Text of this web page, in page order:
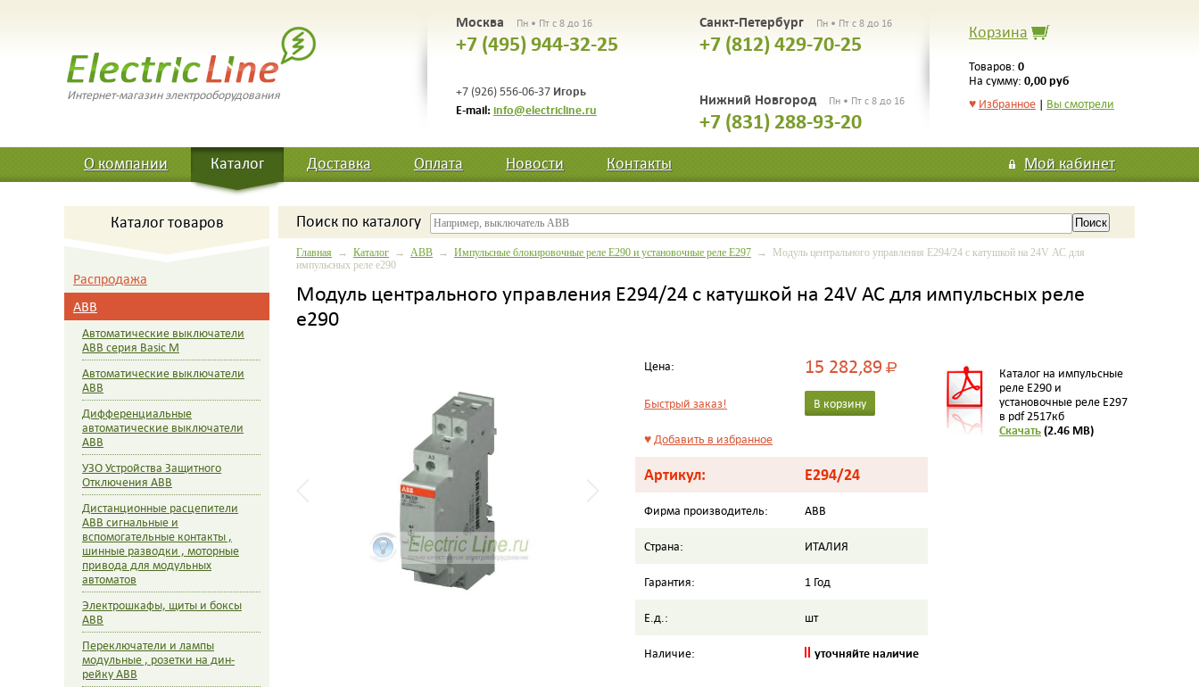
Интернет-магазин электрооборудования
Москва Пн • Пт с 8 до 16
+7 (495) 944-32-25
+7 (926) 556-06-37 Игорь
E-mail: info@electricline.ru
Санкт-Петербург Пн • Пт с 8 до 16
+7 (812) 429-70-25
Нижний Новгород Пн • Пт с 8 до 16
+7 (831) 288-93-20
Корзина
Товаров: 0
На сумму: 0,00 руб
♥ Избранное | Вы смотрели
О компании Каталог Доставка Оплата Новости Контакты Мой кабинет
Каталог товаров
Распродажа
ABB
Автоматические выключатели
ABB серия Basic M
Автоматические выключатели
ABB
Дифференциальные
автоматические выключатели
ABB
УЗО Устройства Защитного
Отключения ABB
Дистанционные расцепители
ABB сигнальные и
вспомогательные контакты ,
шинные разводки , моторные
привода для модульных
автоматов
Электрошкафы, щиты и боксы
ABB
Переключатели и лампы
модульные , розетки на дин-
рейку ABB
Поиск по каталогу
Главная → Каталог → ABB → Импульсные блокировочные реле E290 и установочные реле E297 → Модуль центрального управления E294/24 c катушкой на 24V АС для
импульсных реле e290
Модуль центрального управления E294/24 c катушкой на 24V АС для импульсных реле
e290
Цена: 15 282,89Р
Быстрый заказ! В корзину
♥Добавить в избранное
Артикул: E294/24
Фирма производитель: ABB
Страна: ИТАЛИЯ
Гарантия: 1 Год
Е.д.: шт
Наличие: уточняйте наличие
Каталог на импульсные
реле E290 и
установочные реле E297
в pdf 2517кб
Скачать(2.46 MB)